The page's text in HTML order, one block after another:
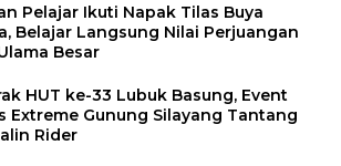
Pelajar Ikuti Napak Tilas Buya
Belajar Langsung Nilai Perjuangan
Besar
HUT ke-33 Lubuk Basung, Event
Extreme Gunung Silayang Tantang
Rider